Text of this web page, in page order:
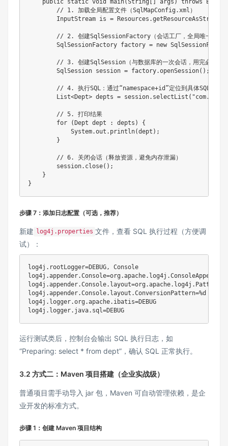
        // 1. 加载全局配置文件（SqlMapConfig.xml）
InputStream is =
        // 2. 创建SqlSessionFactory（会话工厂，全局唯一）
SqlSessionFactory factory = new
// 3. 创建SqlSession（与数据库的一次会话，用完必须关
        SqlSession session = factory.openSession();
        // 4. 执行SQL：通过“namespace+id”定位到具体SQL
List<Dept> depts =
        // 5. 打印结果
        for (Dept dept : depts) {
            System.out.println(dept);
        }
        // 6. 关闭会话（释放资源，避免内存泄漏）
        session.close();
    }
步骤 7：添加日志配置（可选，推荐）
新建 log4j.properties 文件，查看 SQL 执行过程（方便调
试）：
log4j.rootLogger=DEBUG, Console
log4j.appender.Console=org.apache.log4j.ConsoleAppender
log4j.appender.Console.layout.ConversionPattern=%d [%t]
log4j.logger.org.apache.ibatis=DEBUG
运行测试类后，控制台会输出 SQL 执行日志，如
“Preparing: select * from dept”，确认 SQL 正常执行。
3.2 方式二：Maven 项目搭建（企业实战级）
普通项目需手动导入 jar 包，Maven 可自动管理依赖，是企
业开发的标准方式。
步骤 1：创建 Maven 项目结构